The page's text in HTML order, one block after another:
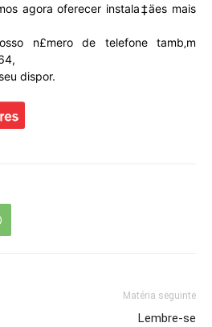
agora oferecer instala‡äes mais
n£mero de telefone tamb‚m
dispor.
Matéria seguinte
Lembre-se